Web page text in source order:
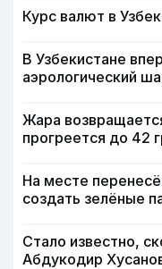
Курс валют в
В Узбекистане
аэрологический
Жара
прогреется до 42
На месте
создать зелёные
Стало известно,
Абдукодир